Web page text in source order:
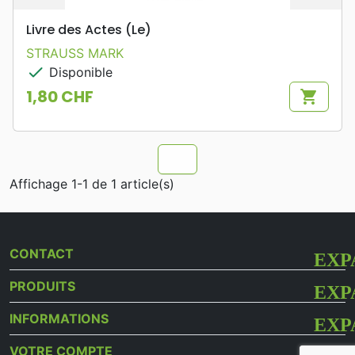
Livre des Actes (Le)
STRAUSS MARK
check Disponible
Prix
1,80 CHF shopping_cart
Affichage 1-1 de 1 article(s)
CONTACT
PRODUITS
INFORMATIONS
VOTRE COMPTE